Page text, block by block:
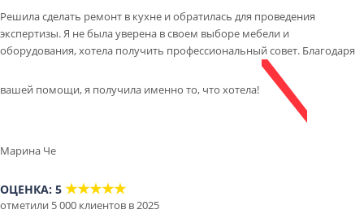
Решила сделать ремонт в кухне и обратилась для проведения
экспертизы. Я не была уверена в своем выборе мебели и
оборудования, хотела получить профессиональный совет. Благодаря
вашей помощи, я получила именно то, что хотела!
Марина Че
ОЦЕНКА: 5 ★★★★★
отметили 5 000 клиентов в 2025